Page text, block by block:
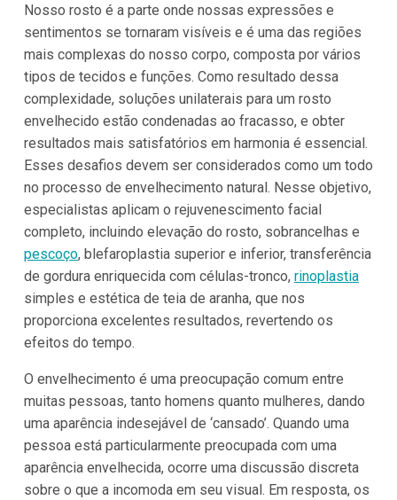
Nosso rosto é a parte onde nossas expressões e
sentimentos se tornaram visíveis e é uma das regiões
mais complexas do nosso corpo, composta por vários
tipos de tecidos e funções. Como resultado dessa
complexidade, soluções unilaterais para um rosto
envelhecido estão condenadas ao fracasso, e obter
resultados mais satisfatórios em harmonia é essencial.
Esses desafios devem ser considerados como um todo
no processo de envelhecimento natural. Nesse objetivo,
especialistas aplicam o rejuvenescimento facial
completo, incluindo elevação do rosto, sobrancelhas e
pescoço, blefaroplastia superior e inferior, transferência
de gordura enriquecida com células-tronco, rinoplastia
simples e estética de teia de aranha, que nos
proporciona excelentes resultados, revertendo os
efeitos do tempo.
O envelhecimento é uma preocupação comum entre
muitas pessoas, tanto homens quanto mulheres, dando
uma aparência indesejável de ‘cansado’. Quando uma
pessoa está particularmente preocupada com uma
aparência envelhecida, ocorre uma discussão discreta
sobre o que a incomoda em seu visual. Em resposta, os